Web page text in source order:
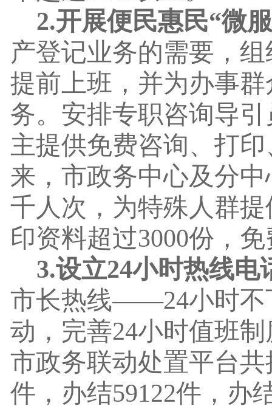
2.开展便民惠民“微
产登记业务的需要，
提前上班，并为办事
务。安排专职咨询导
主提供免费咨询、打
来，市政务中心及分
千人次，为特殊人群
印资料超过3000份，
3.设立24小时热线电
市长热线——24小时不
动，完善24小时值班
市政务联动处置平台共
件，办结59122件，办